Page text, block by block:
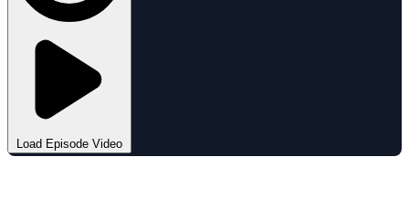
Load Episode Video